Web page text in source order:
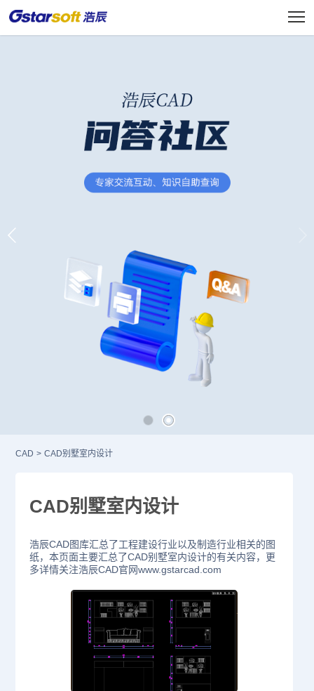
CAD > CAD别墅室内设计
CAD别墅室内设计
浩辰CAD图库汇总了工程建设行业以及制造行业相关的图
纸，本页面主要汇总了CAD别墅室内设计的有关内容，更
多详情关注浩辰CAD官网www.gstarcad.com